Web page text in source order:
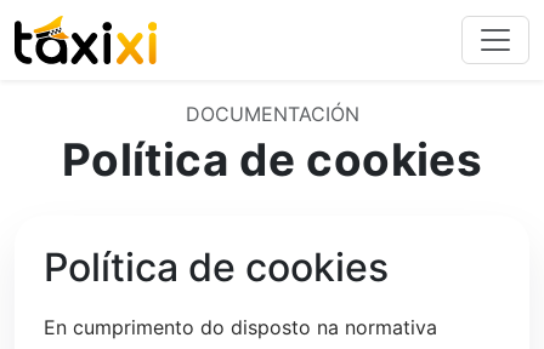
TAXIXI
DOCUMENTACIÓN
Política de cookies
Política de cookies
En cumprimento do disposto na normativa